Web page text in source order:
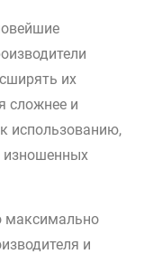
их
сложнее и
использованию,
изношенных
максимально
и